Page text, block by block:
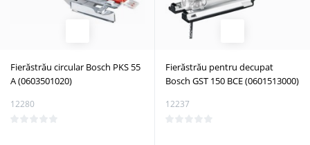
Fierăstrău circular Bosch PKS 55
A (0603501020)
12280
Fierăstrău pentru decupat
Bosch GST 150 BCE (0601513000)
12237